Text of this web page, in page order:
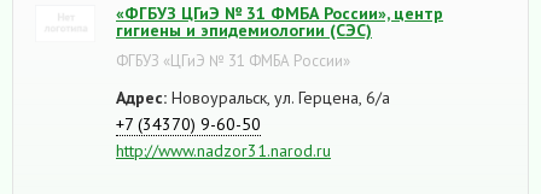
«ФГБУЗ ЦГиЭ № 31 ФМБА России», центр
гигиены и эпидемиологии (СЭС)
ФГБУЗ «ЦГиЭ № 31 ФМБА России»
Адрес: Новоуральск, ул. Герцена, 6/а
+7 (34370) 9-60-50
http://www.nadzor31.narod.ru